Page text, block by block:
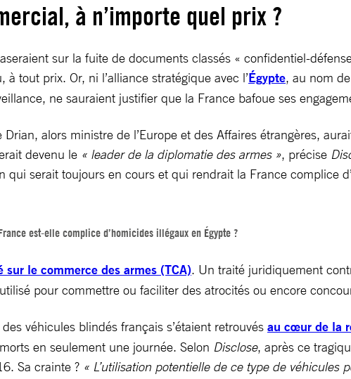
à n’importe quel prix ?
sur la fuite de documents classés « confidentiel-
tout prix. Or, ni l’alliance stratégique avec l’Égypte, au nom
ne sauraient justifier que la France bafoue ses
Drian, alors ministre de l’Europe et des Affaires étrangères,
devenu le « leader de la diplomatie des armes », précise
qui serait toujours en cours et qui rendrait la France complice
est-elle complice d’homicides illégaux en Égypte ?
sur le commerce des armes (TCA). Un traité juridiquement
pour commettre ou faciliter des atrocités ou encore
véhicules blindés français s’étaient retrouvés au cœur de la
en seulement une journée. Selon Disclose, après ce
Sa crainte ? « L’utilisation potentielle de ce type de véhicules